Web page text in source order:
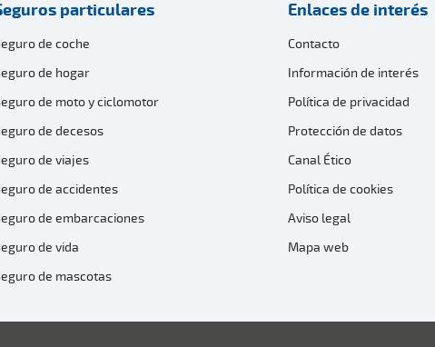
particulares
de coche
de hogar
de moto y ciclomotor
de decesos
de viajes
de accidentes
de embarcaciones
de vida
de mascotas
Enlaces de interés
Contacto
Información de interés
Política de privacidad
Protección de datos
Canal Ético
Política de cookies
Aviso legal
Mapa web